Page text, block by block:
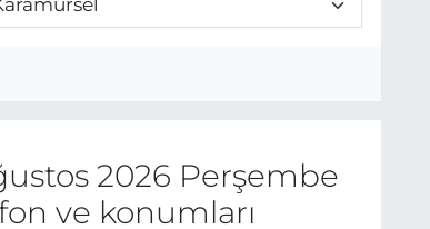
2026 Perşembe
ve konumları